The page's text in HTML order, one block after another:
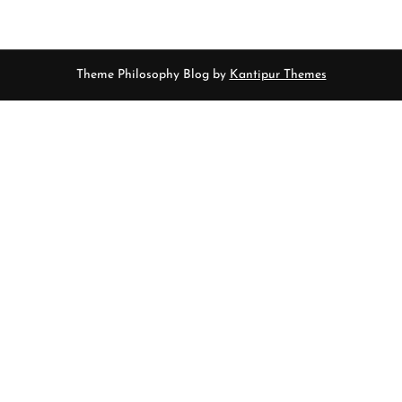
Theme Philosophy Blog by Kantipur Themes